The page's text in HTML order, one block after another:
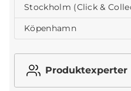
Stockholm (Click &
Köpenhamn
Produktexperter